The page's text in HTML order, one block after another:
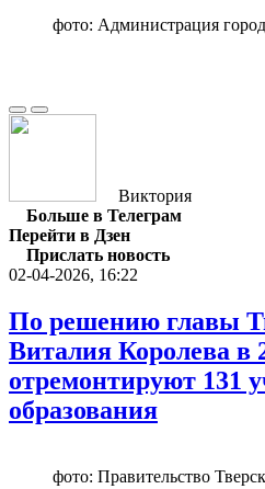
фото: Администрация
Виктория
Больше в Телеграм
Перейти в Дзен
Прислать новость
02-04-2026, 16:22
По решению главы
Виталия Королева в
отремонтируют 131
образования
фото: Правительство